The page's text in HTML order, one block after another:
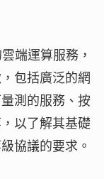
端運算服務，
包括廣泛的網
測的服務、按
以了解其基礎
協議的要求。